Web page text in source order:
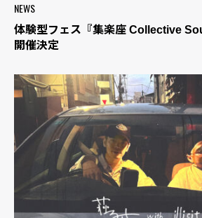
NEWS
体験型フェス『集楽座 Collective
開催決定